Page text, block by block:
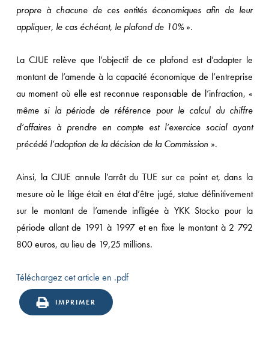
propre à chacune de ces entités économiques afin de leur
appliquer, le cas échéant, le plafond de 10%».
La CJUE relève que l’objectif de ce plafond est d’adapter le
montant de l’amende à la capacité économique de l’entreprise
au moment où elle est reconnue responsable de l’infraction, «
même si la période de référence pour le calcul du chiffre
d’affaires à prendre en compte est l’exercice social ayant
précédé l’adoption de la décision de la Commission ».
Ainsi, la CJUE annule l’arrêt du TUE sur ce point et, dans la
mesure où le litige était en état d’être jugé, statue définitivement
sur le montant de l’amende infligée à YKK Stocko pour la
période allant de 1991 à 1997 et en fixe le montant à 2 792
800 euros, au lieu de 19,25 millions.
Téléchargez cet article en .pdf
IMPRIMER